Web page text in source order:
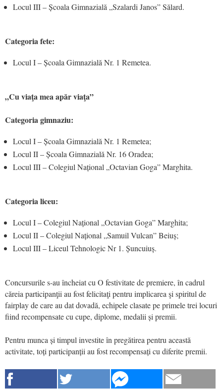
Locul III – Școala Gimnazială „Szalardi Janos” Sălard.
Categoria fete:
Locul I – Școala Gimnazială Nr. 1 Remetea.
„Cu viaţa mea apăr viaţa”
Categoria gimnaziu:
Locul I – Școala Gimnazială Nr. 1 Remetea;
Locul II – Școala Gimnazială Nr. 16 Oradea;
Locul III – Colegiul Național „Octavian Goga” Marghita.
Categoria liceu:
Locul I – Colegiul Național „Octavian Goga” Marghita;
Locul II – Colegiul Național „Samuil Vulcan” Beiuș;
Locul III – Liceul Tehnologic Nr 1. Șuncuiuș.
Concursurile s-au încheiat cu O festivitate de premiere, în cadrul
căreia participanţii au fost felicitaţi pentru implicarea şi spiritul de
fairplay de care au dat dovadă, echipele clasate pe primele trei locuri
fiind recompensate cu cupe, diplome, medalii și premii.
Pentru munca și timpul investite în pregătirea pentru această
activitate, toți participanții au fost recompensați cu diferite premii.